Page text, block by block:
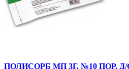
ПОЛИСОРБ МП 3Г. №10 ПОР.